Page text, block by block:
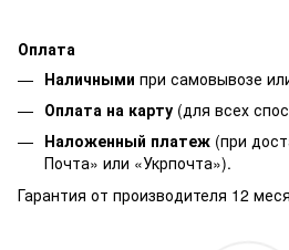
Оплата
Наличными при самовывозе
Оплата на карту (для всех
Наложенный платеж (при
Почта» или «Укрпочта»).
Гарантия от производителя 12